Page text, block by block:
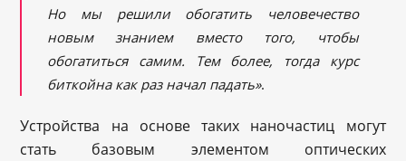
Но мы решили обогатить человечество
новым знанием вместо того, чтобы
обогатиться самим. Тем более, тогда курс
биткойна как раз начал падать».
Устройства на основе таких наночастиц могут
стать базовым элементом оптических